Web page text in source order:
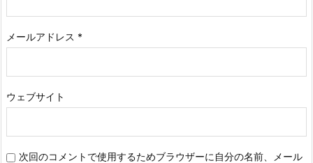
メールアドレス *
ウェブサイト
次回のコメントで使用するためブラウザーに自分の名前、メール